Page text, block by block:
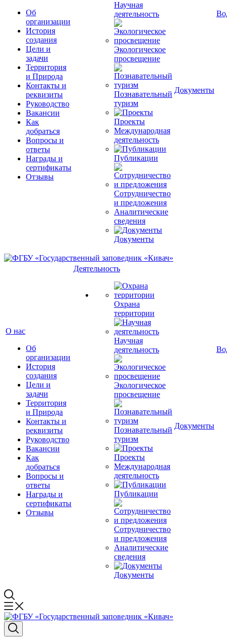
Об
организации
История
создания
Цели и
задачи
Территория
и Природа
Контакты и
реквизиты
Руководство
Вакансии
Как
добраться
Вопросы и
ответы
Награды и
сертификаты
Отзывы
Научная
деятельность
Экологическое
просвещение
Познавательный
туризм
Проекты
Международная
деятельность
Публикации
Сотрудничество
и предложения
Аналитические
сведения
Документы
Документы
О нас
Об
организации
История
создания
Цели и
задачи
Территория
и Природа
Контакты и
реквизиты
Руководство
Вакансии
Как
добраться
Вопросы и
ответы
Награды и
сертификаты
Отзывы
Деятельность
Охрана
территории
Научная
деятельность
Экологическое
просвещение
Познавательный
туризм
Проекты
Международная
деятельность
Публикации
Сотрудничество
и предложения
Аналитические
сведения
Документы
Документы